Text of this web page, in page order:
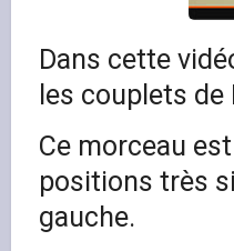
Dans cette
les couplets
Ce morceau
positions très
gauche.